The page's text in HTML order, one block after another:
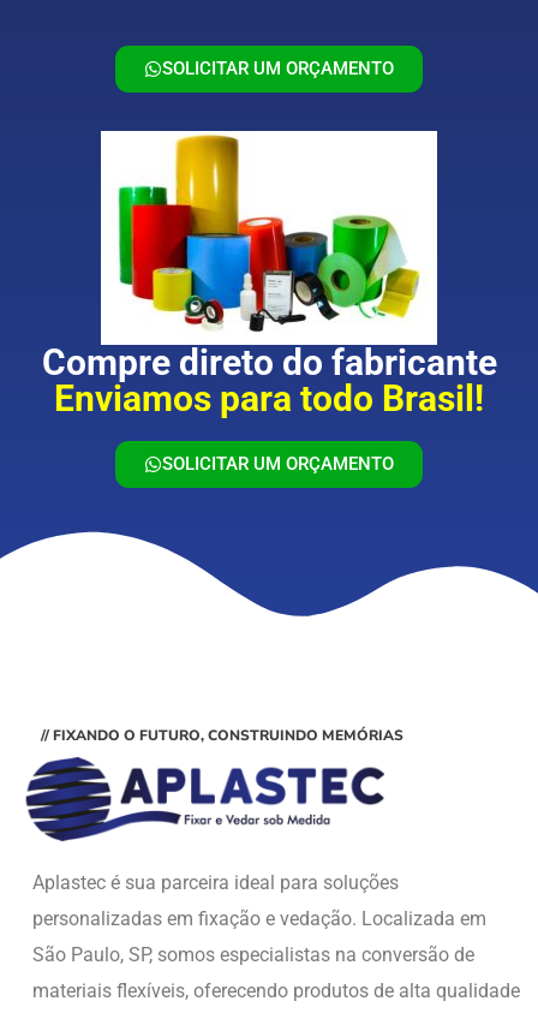
SOLICITAR UM ORÇAMENTO
Compre direto do fabricante
Enviamos para todo Brasil!
SOLICITAR UM ORÇAMENTO
// FIXANDO O FUTURO, CONSTRUINDO MEMÓRIAS
Aplastec é sua parceira ideal para soluções
personalizadas em fixação e vedação. Localizada em
São Paulo, SP, somos especialistas na conversão de
materiais flexíveis, oferecendo produtos de alta qualidade